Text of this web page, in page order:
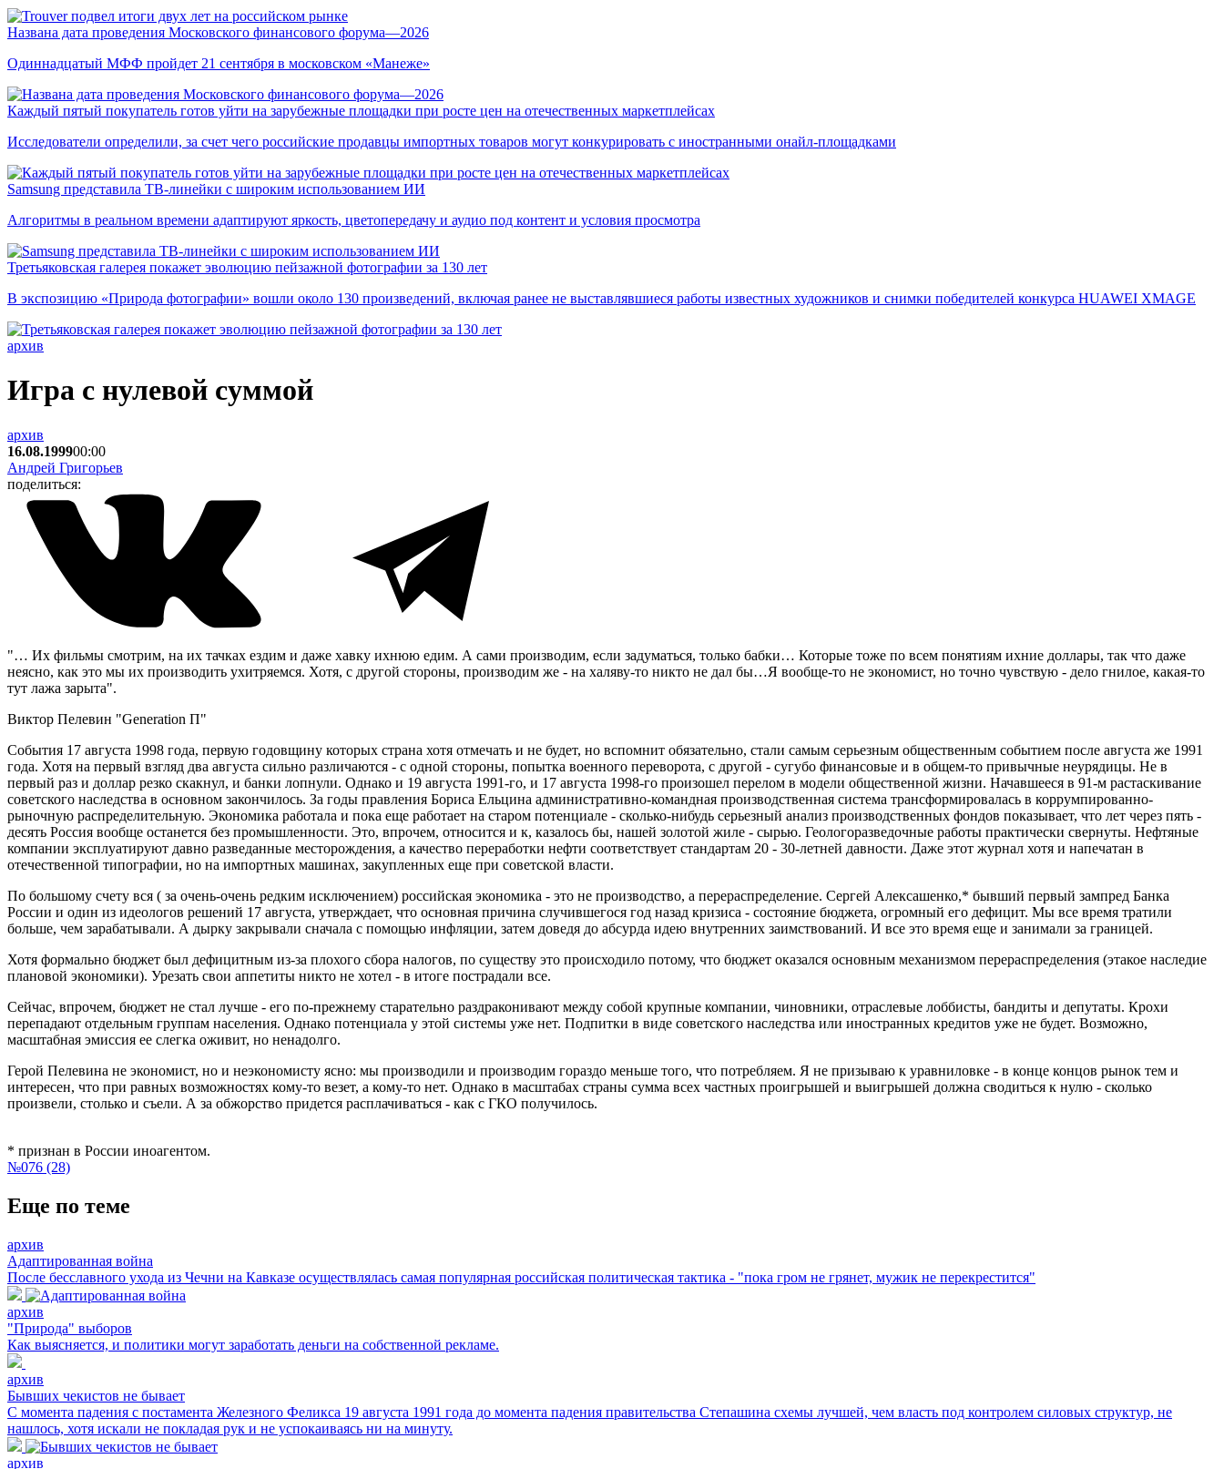
Названа дата проведения Московского финансового форума—2026
Одиннадцатый МФФ пройдет 21 сентября в московском «Манеже»
Каждый пятый покупатель готов уйти на зарубежные площадки при росте цен на отечественных маркетплейсах
Исследователи определили, за счет чего российские продавцы импортных товаров могут конкурировать с иностранными онайл-площадками
Samsung представила ТВ-линейки с широким использованием ИИ
Алгоритмы в реальном времени адаптируют яркость, цветопередачу и аудио под контент и условия просмотра
Третьяковская галерея покажет эволюцию пейзажной фотографии за 130 лет
В экспозицию «Природа фотографии» вошли около 130 произведений, включая ранее не выставлявшиеся работы известных художников и снимки победителей конкурса HUAWEI XMAGE
архив
Игра с нулевой суммой
архив
16.08.199900:00
Андрей Григорьев
поделиться:
"… Их фильмы смотрим, на их тачках ездим и даже хавку ихнюю едим. А сами производим, если задуматься, только бабки… Которые тоже по всем понятиям ихние доллары, так что даже
неясно, как это мы их производить ухитряемся. Хотя, с другой стороны, производим же - на халяву-то никто не дал бы…Я вообще-то не экономист, но точно чувствую - дело гнилое, какая-то
тут лажа зарыта".
Виктор Пелевин "Generation П"
События 17 августа 1998 года, первую годовщину которых страна хотя отмечать и не будет, но вспомнит обязательно, стали самым серьезным общественным событием после августа же 1991
года. Хотя на первый взгляд два августа сильно различаются - с одной стороны, попытка военного переворота, с другой - сугубо финансовые и в общем-то привычные неурядицы. Не в
первый раз и доллар резко скакнул, и банки лопнули. Однако и 19 августа 1991-го, и 17 августа 1998-го произошел перелом в модели общественной жизни. Начавшееся в 91-м растаскивание
советского наследства в основном закончилось. За годы правления Бориса Ельцина административно-командная производственная система трансформировалась в коррумпированно-
рыночную распределительную. Экономика работала и пока еще работает на старом потенциале - сколько-нибудь серьезный анализ производственных фондов показывает, что лет через пять -
десять Россия вообще останется без промышленности. Это, впрочем, относится и к, казалось бы, нашей золотой жиле - сырью. Геологоразведочные работы практически свернуты. Нефтяные
компании эксплуатируют давно разведанные месторождения, а качество переработки нефти соответствует стандартам 20 - 30-летней давности. Даже этот журнал хотя и напечатан в
отечественной типографии, но на импортных машинах, закупленных еще при советской власти.
По большому счету вся ( за очень-очень редким исключением) российская экономика - это не производство, а перераспределение. Сергей Алексашенко,* бывший первый зампред Банка
России и один из идеологов решений 17 августа, утверждает, что основная причина случившегося год назад кризиса - состояние бюджета, огромный его дефицит. Мы все время тратили
больше, чем зарабатывали. А дырку закрывали сначала с помощью инфляции, затем доведя до абсурда идею внутренних заимствований. И все это время еще и занимали за границей.
Хотя формально бюджет был дефицитным из-за плохого сбора налогов, по существу это происходило потому, что бюджет оказался основным механизмом перераспределения (этакое наследие
плановой экономики). Урезать свои аппетиты никто не хотел - в итоге пострадали все.
Сейчас, впрочем, бюджет не стал лучше - его по-прежнему старательно раздраконивают между собой крупные компании, чиновники, отраслевые лоббисты, бандиты и депутаты. Крохи
перепадают отдельным группам населения. Однако потенциала у этой системы уже нет. Подпитки в виде советского наследства или иностранных кредитов уже не будет. Возможно,
масштабная эмиссия ее слегка оживит, но ненадолго.
Герой Пелевина не экономист, но и неэкономисту ясно: мы производили и производим гораздо меньше того, что потребляем. Я не призываю к уравниловке - в конце концов рынок тем и
интересен, что при равных возможностях кому-то везет, а кому-то нет. Однако в масштабах страны сумма всех частных проигрышей и выигрышей должна сводиться к нулю - сколько
произвели, столько и съели. А за обжорство придется расплачиваться - как с ГКО получилось.
* признан в России иноагентом.
№076 (28)
Еще по теме
архив
Адаптированная война
После бесславного ухода из Чечни на Кавказе осуществлялась самая популярная российская политическая тактика - "пока гром не грянет, мужик не перекрестится"
архив
"Природа" выборов
Как выясняется, и политики могут заработать деньги на собственной рекламе.
архив
Бывших чекистов не бывает
С момента падения с постамента Железного Феликса 19 августа 1991 года до момента падения правительства Степашина схемы лучшей, чем власть под контролем силовых структур, не
нашлось, хотя искали не покладая рук и не успокаиваясь ни на минуту.
архив